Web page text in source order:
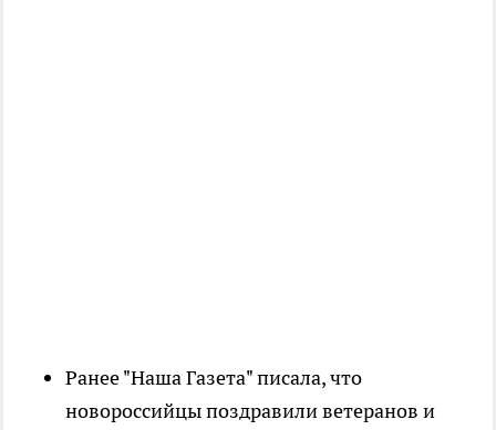
Ранее "Наша Газета" писала, что
новороссийцы поздравили ветеранов и